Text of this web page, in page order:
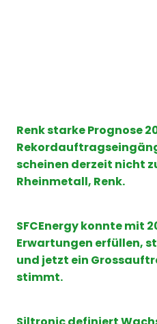
Renk starke Prognose
scheinen derzeit nicht
Rheinmetall, Renk.
SFCEnergy konnte mit
Erwartungen erfüllen,
und jetzt ein
stimmt.